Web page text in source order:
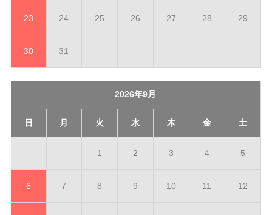
23 24 25 26 27 28 29
30 31
2026年9月
日 月 火 水 木 金 土
1 2 3 4 5
6 7 8 9 10 11 12